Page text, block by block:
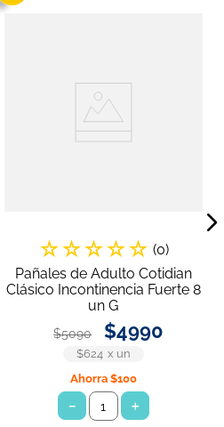
☆☆☆☆☆ (0)
Pañales de Adulto Cotidian
Clásico Incontinencia Fuerte 8
un G
$5090 $4990
$624 x un
Ahorra $100
＋
－